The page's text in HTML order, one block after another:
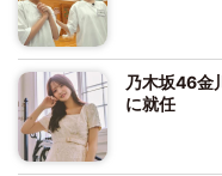
乃木坂46金
に就任